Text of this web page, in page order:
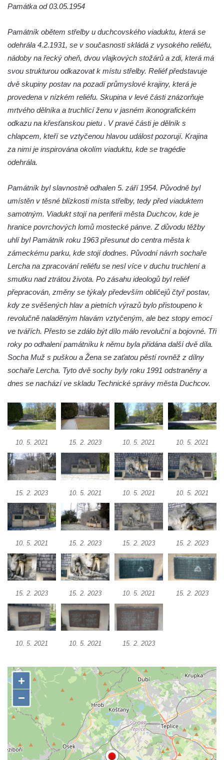
Duchcově
Duchcově
Socha Marse na nádvoří zámku v
Duchcově
Zvěstování Panny Marie v Duchcově
Socha svatého Prokopa u kostela
Zvěstování Panny Marie v Duchcově
Socha Hoch vytahující si trn z paty v Knížecí
zahradě v zámeckém parku v Duchcově
Socha Niké v Knížecí zahradě v zámeckém
Socha Walthera von der Vogelweide v
Duchcově
Busta Bedřicha Smetany v sadech B.
Smetany v Duchcově
Busta Ludwiga van Beethovena v sadech
B. Smetany v Duchcově
Pomník neznámého účelu v sadech Boženy
Němcové v Duchcově
Památník Johanna Wolfganga Goetha u
polikliniky v Nejdku
Socha svatého Salvátora před kostelem
svatých Petra a Pavla v Jeníkově
Socha svatého Pavla před kostelem
svatých Petra a Pavla v Jeníkově
Petra a Pavla v Jeníkově
Socha svatého Jana Nepomuckého před
Pod obrázkem na Kamenné cestě pod
Plešným
Olžin pád
Socha svatého Rocha na schodišti ke
kostelu Nanebevzetí Panny Marie ve
Vilémově
Socha svatého Jana Nepomuckého na
schodišti ke kostelu Nanebevzetí Panny
Marie ve Vilémově
Socha svatého Šebestiána na schodišti ke
kostelu Nanebevzetí Panny Marie ve
Vilémově
Socha svatého Václava na schodišti ke
kostelu Nanebevzetí Panny Marie ve
Socha svaté Rosalie (Rozálie) na schodišti
ke kostelu Nanebevzetí Panny Marie ve
Vilémově
Socha svatého Vojtěcha na schodišti ke
kostelu Nanebevzetí Panny Marie ve
Vilémově
Socha putti II. na schodišti ke kostelu
Památka od 03.05.1954
Památník obětem střelby u duchcovského viaduktu, která se
odehrála 4.2.1931, se v současnosti skládá z vysokého reliéfu,
nádoby na řecký oheň, dvou vlajkových stožárů a zdi, která má
svou strukturou odkazovat k místu střelby. Reliéf představuje
dvě skupiny postav na pozadí průmyslové krajiny, která je
provedena v nízkém reliéfu. Skupina v levé části znázorňuje
mrtvého dělníka a truchlící ženu v jasném ikonografickém
odkazu na křesťanskou pietu . V pravé části je dělník s
chlapcem, kteří se vztyčenou hlavou událost pozorují. Krajina
za nimi je inspirována okolím viaduktu, kde se tragédie
odehrála.
Památník byl slavnostně odhalen 5. září 1954. Původně byl
umístěn v těsné blízkosti místa střelby, tedy před viaduktem
samotným. Viadukt stojí na periferii města Duchcov, kde je
hranice povrchových lomů mostecké pánve. Z důvodu těžby
uhlí byl Památník roku 1963 přesunut do centra města k
zámeckému parku, kde stojí dodnes. Původní návrh sochaře
Lercha na zpracování reliéfu se nesl více v duchu truchlení a
smutku nad ztrátou života. Po zásahu ideologů byl reliéf
přepracován, změny se týkaly především obličejů čtyř postav,
kdy ze svěšených hlav a pietních výrazů bylo přistoupeno k
revolučně naladěným hlavám vztyčeným, ale bez stopy emocí
ve tvářích. Přesto se zdálo být dílo málo revoluční a bojovné. Tři
roky po odhalení památníku k němu byla přidána další dvě díla.
Socha Muž s puškou a Žena se zaťatou pěstí rovněž z dílny
sochaře Lercha. Tyto dvě sochy byly roku 1991 odstraněny a
dnes se nachází ve skladu Technické správy města Duchcov.
10. 5. 2021 15. 2. 2023 10. 5. 2021 10. 5. 2021
15. 2. 2023 10. 5. 2021 10. 5. 2021 10. 5. 2021
10. 5. 2021 15. 2. 2023 15. 2. 2023 15. 2. 2023
15. 2. 2023 15. 2. 2023 10. 5. 2021 15. 2. 2023
10. 5. 2021 10. 5. 2021 15. 2. 2023